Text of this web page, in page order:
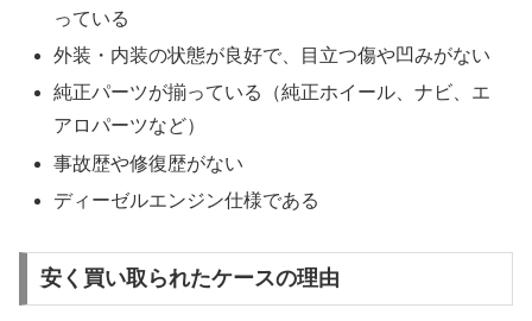
っている
外装・内装の状態が良好で、目立つ傷や凹みがない
純正パーツが揃っている（純正ホイール、ナビ、エ
アロパーツなど）
事故歴や修復歴がない
ディーゼルエンジン仕様である
安く買い取られたケースの理由